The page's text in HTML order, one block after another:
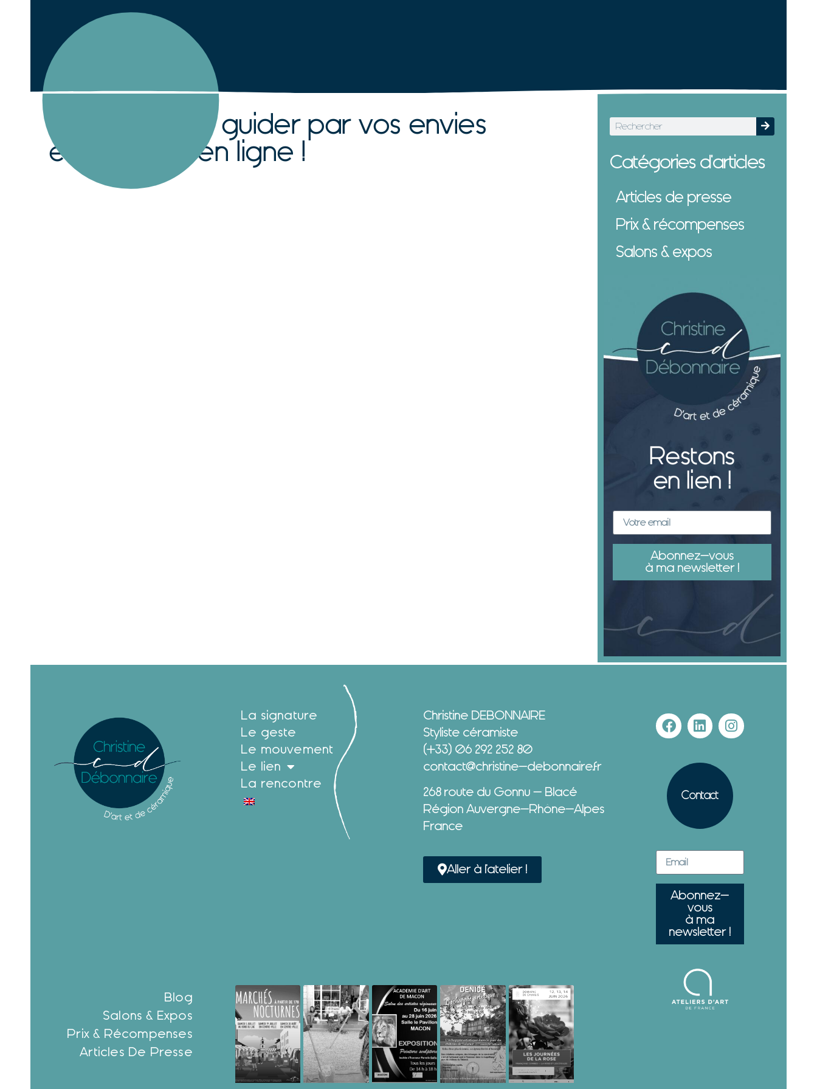
Laissez-vous guider par vos envies
et réservez en ligne !
Catégories d'articles
Articles de presse
Prix & récompenses
Salons & expos
Restons
en lien !
Abonnez-vous
à ma newsletter !
La signature
Le geste
Le mouvement
Le lien
La rencontre
Christine DEBONNAIRE
Styliste céramiste
(+33) 06 292 252 80
contact@christine-debonnaire.fr
268 route du Gonnu – Blacé
Région Auvergne-Rhône-Alpes
France
Aller à l'atelier !
Contact
Abonnez-
vous
à ma
newsletter !
Blog
Salons & Expos
Prix & Récompenses
Articles De Presse